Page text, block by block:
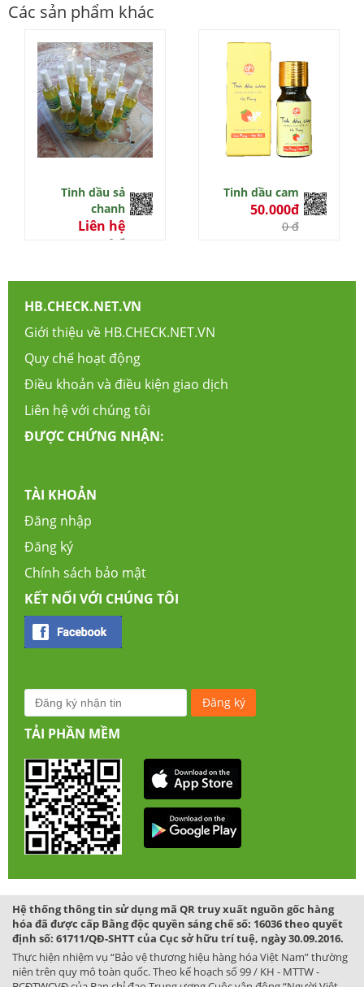
Các sản phẩm khác
Tinh dầu sả
chanh
Liên hệ
0 đ
Tinh dầu cam
50.000đ
0 đ
HB.CHECK.NET.VN
Giới thiệu về HB.CHECK.NET.VN
Quy chế hoạt động
Điều khoản và điều kiện giao dịch
Liên hệ với chúng tôi
ĐƯỢC CHỨNG NHẬN:
TÀI KHOẢN
Đăng nhập
Đăng ký
Chính sách bảo mật
KẾT NỐI VỚI CHÚNG TÔI
TẢI PHẦN MỀM
Hệ thống thông tin sử dụng mã QR truy xuất nguồn gốc hàng
hóa đã được cấp Bằng độc quyền sáng chế số: 16036 theo quyết
định số: 61711/QĐ-SHTT của Cục sở hữu trí tuệ, ngày 30.09.2016.
Thực hiện nhiệm vụ “Bảo vệ thương hiệu hàng hóa Việt Nam” thường
niên trên quy mô toàn quốc. Theo kế hoạch số 99 / KH - MTTW -